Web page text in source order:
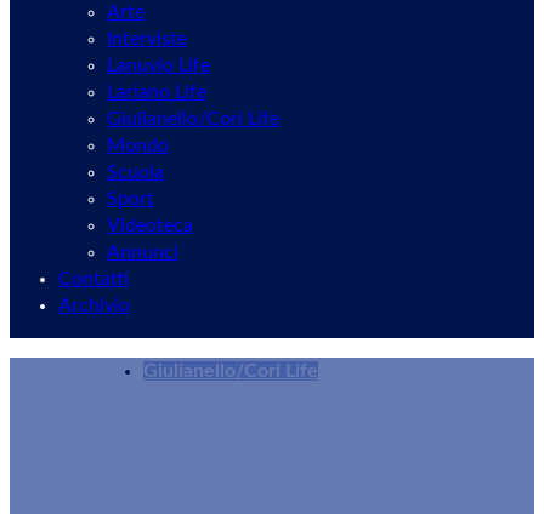
Arte
Interviste
Lanuvio Life
Lariano Life
Giulianello/Cori Life
Mondo
Scuola
Sport
Videoteca
Annunci
Contatti
Archivio
Giulianello/Cori Life